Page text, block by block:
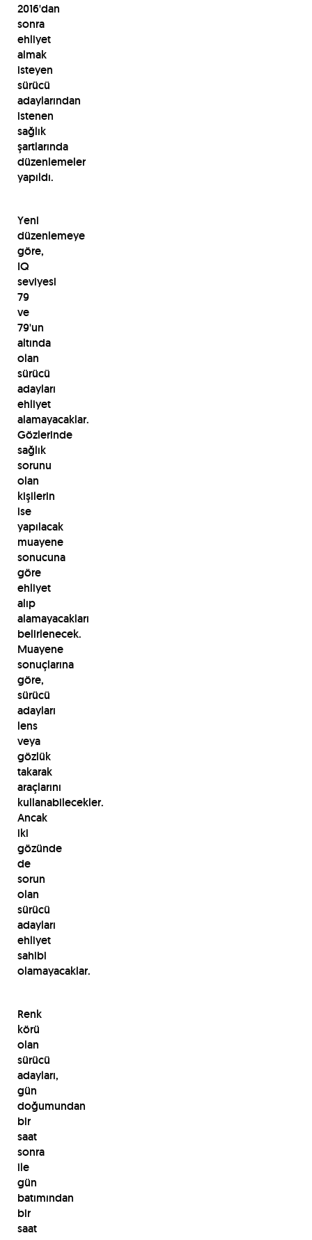
2016'dan
sonra
ehliyet
almak
isteyen
sürücü
adaylarından
istenen
sağlık
şartlarında
düzenlemeler
yapıldı.
Yeni
düzenlemeye
göre,
IQ
seviyesi
79
ve
79'un
altında
olan
sürücü
adayları
ehliyet
alamayacaklar.
Gözlerinde
sağlık
sorunu
olan
kişilerin
ise
yapılacak
muayene
sonucuna
göre
ehliyet
alıp
alamayacakları
belirlenecek.
Muayene
sonuçlarına
göre,
sürücü
adayları
lens
veya
gözlük
takarak
araçlarını
kullanabilecekler.
Ancak
iki
gözünde
de
sorun
olan
sürücü
adayları
ehliyet
sahibi
olamayacaklar.
Renk
körü
olan
sürücü
adayları,
gün
doğumundan
bir
saat
sonra
ile
gün
batımından
bir
saat